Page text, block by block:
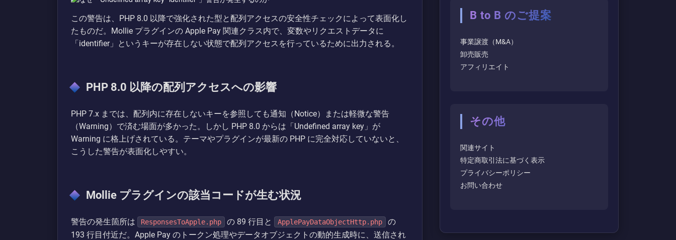
この警告は、PHP 8.0 以降で強化された型と配列アクセスの安全性チェックによって表面化し
たものだ。Mollie プラグインの Apple Pay 関連クラス内で、変数やリクエストデータに
「identifier」というキーが存在しない状態で配列アクセスを行っているために出力される。
PHP 8.0 以降の配列アクセスへの影響
PHP 7.x までは、配列内に存在しないキーを参照しても通知（Notice）または軽微な警告
（Warning）で済む場面が多かった。しかし PHP 8.0 からは「Undefined array key」が
Warning に格上げされている。テーマやプラグインが最新の PHP に完全対応していないと、
こうした警告が表面化しやすい。
Mollie プラグインの該当コードが生む状況
警告の発生箇所は ResponsesToApple.php の 89 行目と ApplePayDataObjectHttp.php
の
193 行目付近だ。Apple Pay のトークン処理やデータオブジェクトの動的生成時に、送信され
B to B のご提案
事業譲渡（M&A）
卸売販売
アフィリエイト
その他
関連サイト
特定商取引法に基づく表示
プライバシーポリシー
お問い合わせ